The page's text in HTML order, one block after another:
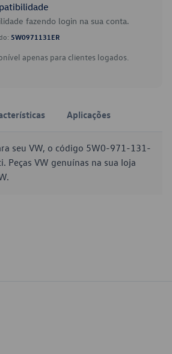
fazendo login na sua conta.
5W0971131ER
apenas para clientes logados.
Aplicações
seu VW, o código 5W0-971-131-
Peças VW genuínas na sua loja